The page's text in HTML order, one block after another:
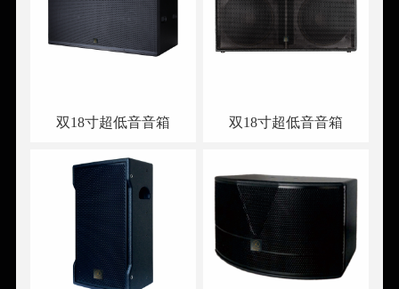
双18寸超低音音箱 双18寸超低音音箱